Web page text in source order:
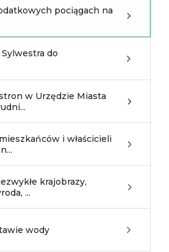
pociągach na
do
w Urzędzie Miasta
i właścicieli
krajobrazy,
...
wody